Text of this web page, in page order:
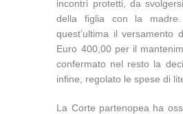
incontri protetti, da
della figlia con la
quest’ultima il versamento
Euro 400,00 per il
confermato nel resto la
infine, regolato le spese di
La Corte partenopea ha